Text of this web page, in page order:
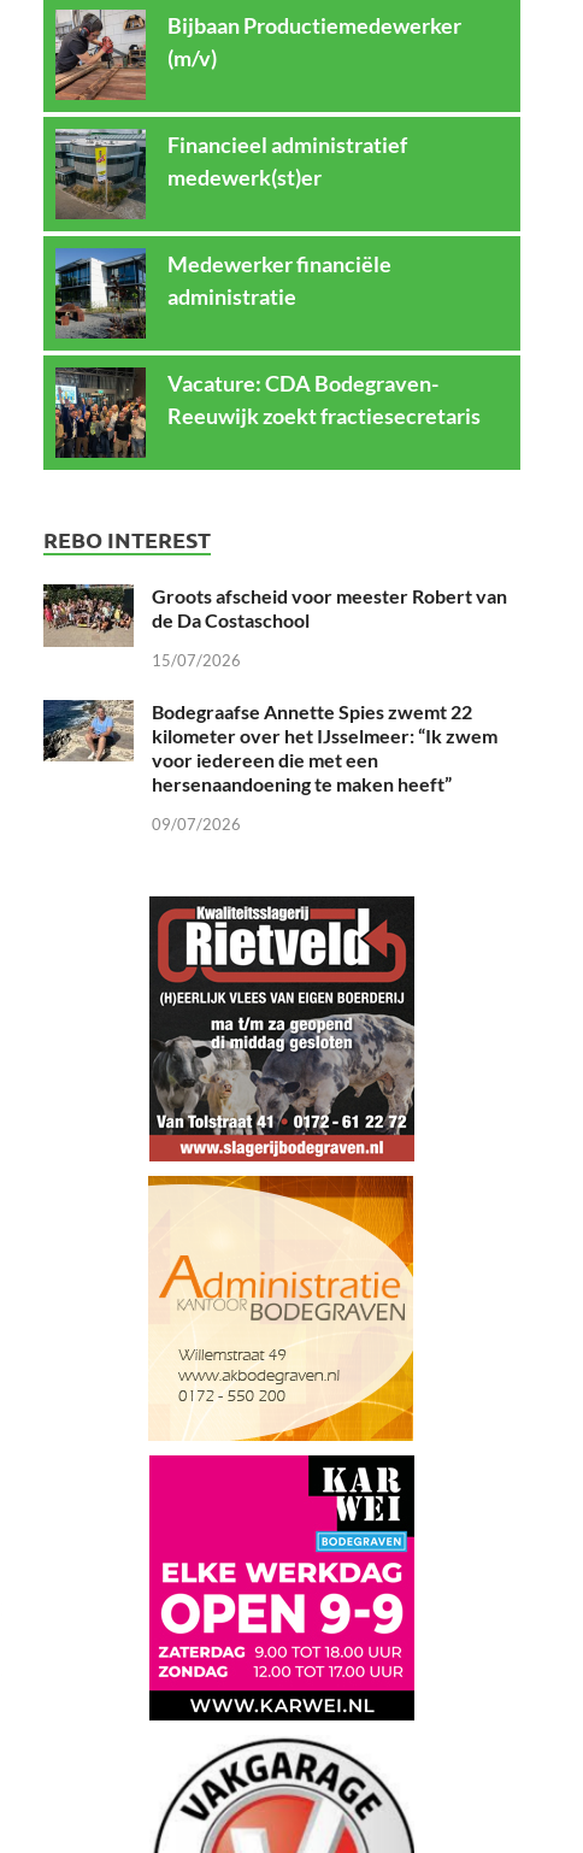
Bijbaan Productiemedewerker
(m/v)
Financieel administratief
medewerk(st)er
Medewerker financiële
administratie
Vacature: CDA Bodegraven-
Reeuwijk zoekt fractiesecretaris
REBO INTEREST
Groots afscheid voor meester Robert van
de Da Costaschool
15/07/2026
Bodegraafse Annette Spies zwemt 22
kilometer over het IJsselmeer: “Ik zwem
voor iedereen die met een
hersenaandoening te maken heeft”
09/07/2026